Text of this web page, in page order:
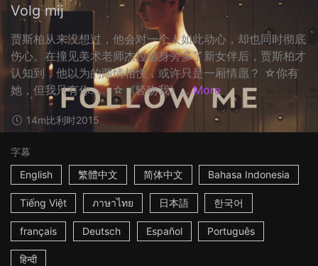
Volg mij
贾斯柏从来没想过，他会对一个人如此动心，却也同时彻底
伤心。在撞见美术老师杰拉德身旁多了新女伴后，贾斯柏才
认知到，他以为的两情相悦，或许只是一厢情愿？ ☆你有
她，但我只有你…… ☆《轻吻我》... More
14m比利时2015
字幕
English
繁體中文 简体中文 Bahasa Indonesia
Tiếng Việt ภาษาไทย 日本語 한국어
français Deutsch Español Português
हिन्दी